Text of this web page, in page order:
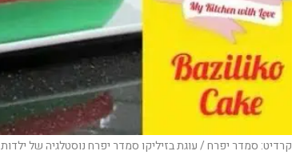
קרדיט: סמדר יפרח / עוגת בזיליקו סמדר יפרח נוסטלגיה של ילדות